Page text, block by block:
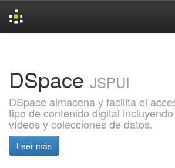
DSpace JSPUI
DSpace almacena y facilita el
tipo de contenido digital
vídeos y colecciones de datos.
Leer más